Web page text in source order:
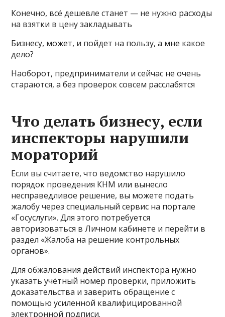
Конечно, всё дешевле станет — не нужно расходы
на взятки в цену закладывать
Бизнесу, может, и пойдет на пользу, а мне какое
дело?
Наоборот, предприниматели и сейчас не очень
стараются, а без проверок совсем расслабятся
Что делать бизнесу, если
инспекторы нарушили
мораторий
Если вы считаете, что ведомство нарушило
порядок проведения КНМ или вынесло
несправедливое решение, вы можете подать
жалобу через специальный сервис на портале
«Госуслуги». Для этого потребуется
авторизоваться в Личном кабинете и перейти в
раздел «Жалоба на решение контрольных
органов».
Для обжалования действий инспектора нужно
указать учётный номер проверки, приложить
доказательства и заверить обращение с
помощью усиленной квалифицированной
электронной подписи.